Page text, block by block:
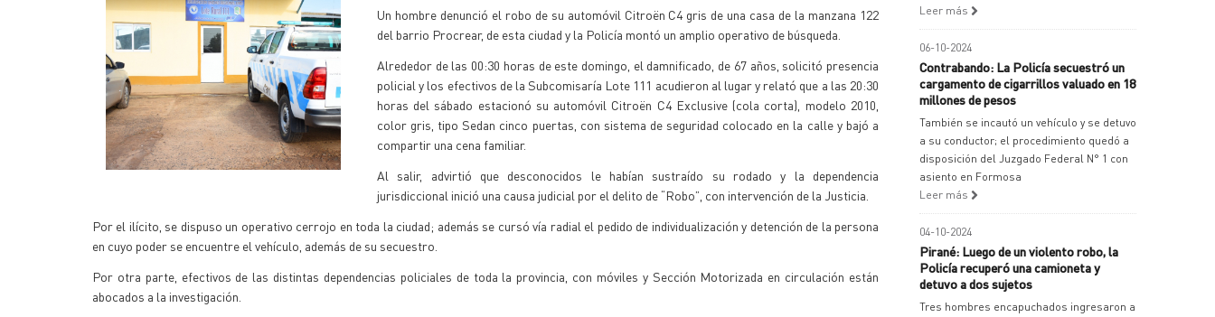
Un hombre denunció el robo de su automóvil Citroën C4 gris de una casa de la manzana 122
del barrio Procrear, de esta ciudad y la Policía montó un amplio operativo de búsqueda.
Alrededor de las 00:30 horas de este domingo, el damnificado, de 67 años, solicitó presencia
policial y los efectivos de la Subcomisaría Lote 111 acudieron al lugar y relató que a las 20:30
horas del sábado estacionó su automóvil Citroën C4 Exclusive (cola corta), modelo 2010,
color gris, tipo Sedan cinco puertas, con sistema de seguridad colocado en la calle y bajó a
compartir una cena familiar.
Al salir, advirtió que desconocidos le habían sustraído su rodado y la dependencia
jurisdiccional inició una causa judicial por el delito de “Robo”, con intervención de la Justicia.
Por el ilícito, se dispuso un operativo cerrojo en toda la ciudad; además se cursó vía radial el pedido de individualización y detención de la persona
en cuyo poder se encuentre el vehículo, además de su secuestro.
Por otra parte, efectivos de las distintas dependencias policiales de toda la provincia, con móviles y Sección Motorizada en circulación están
abocados a la investigación.
Leer más
06-10-2024
Contrabando: La Policía secuestró un
cargamento de cigarrillos valuado en 18
millones de pesos
También se incautó un vehículo y se detuvo
a su conductor; el procedimiento quedó a
disposición del Juzgado Federal N° 1 con
asiento en Formosa
Leer más
04-10-2024
Pirané: Luego de un violento robo, la
Policía recuperó una camioneta y
detuvo a dos sujetos
Tres hombres encapuchados ingresaron a